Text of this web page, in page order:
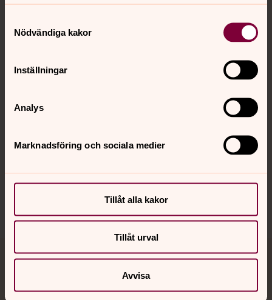
Nödvändiga kakor
Inställningar
Analys
Marknadsföring och sociala medier
Tillåt alla kakor
Tillåt urval
Avvisa
Kontakt
Kalender
Sociala kanaler
Akut samtals- och krisstöd. Prata eller chatta anonymt